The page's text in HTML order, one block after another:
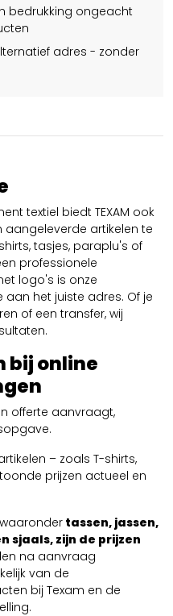
bedrukking ongeacht
adres - zonder
textiel biedt TEXAM ook
artikelen te
tasjes, paraplu's of
professionele
logo's is onze
aan het juiste adres. Of je
of een transfer, wij
bij online
offerte aanvraagt,
– zoals T-shirts,
prijzen actueel en
tassen, jassen,
sjaals, zijn de prijzen
na aanvraag
van de
bij Texam en de